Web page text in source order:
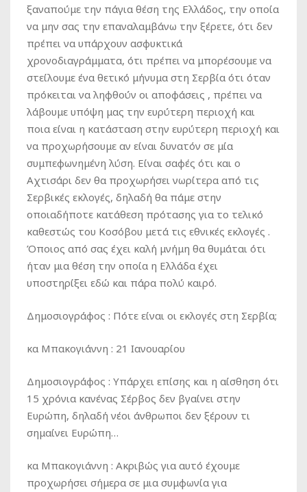
ξαναπούμε την πάγια θέση της Ελλάδος, την οποία
να μην σας την επαναλαμβάνω την ξέρετε, ότι δεν
πρέπει να υπάρχουν ασφυκτικά
χρονοδιαγράμματα, ότι πρέπει να μπορέσουμε να
στείλουμε ένα θετικό μήνυμα στη Σερβία ότι όταν
πρόκειται να ληφθούν οι αποφάσεις , πρέπει να
λάβουμε υπόψη μας την ευρύτερη περιοχή και
ποια είναι η κατάσταση στην ευρύτερη περιοχή και
να προχωρήσουμε αν είναι δυνατόν σε μία
συμπεφωνημένη λύση. Είναι σαφές ότι και ο
Αχτισάρι δεν θα προχωρήσει νωρίτερα από τις
Σερβικές εκλογές, δηλαδή θα πάμε στην
οποιαδήποτε κατάθεση πρότασης για το τελικό
καθεστώς του Κοσόβου μετά τις εθνικές εκλογές .
Όποιος από σας έχει καλή μνήμη θα θυμάται ότι
ήταν μια θέση την οποία η Ελλάδα έχει
υποστηρίξει εδώ και πάρα πολύ καιρό.
Δημοσιογράφος : Πότε είναι οι εκλογές στη Σερβία;
κα Μπακογιάννη : 21 Ιανουαρίου
Δημοσιογράφος : Υπάρχει επίσης και η αίσθηση ότι
15 χρόνια κανένας Σέρβος δεν βγαίνει στην
Ευρώπη, δηλαδή νέοι άνθρωποι δεν ξέρουν τι
σημαίνει Ευρώπη…
κα Μπακογιάννη : Ακριβώς για αυτό έχουμε
προχωρήσει σήμερα σε μια συμφωνία για